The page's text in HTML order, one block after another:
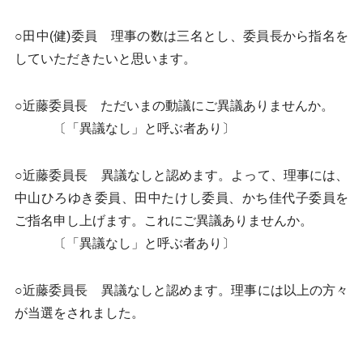
○田中(健)委員 理事の数は三名とし、委員長から指名を
していただきたいと思います。
○近藤委員長 ただいまの動議にご異議ありませんか。
〔「異議なし」と呼ぶ者あり〕
○近藤委員長 異議なしと認めます。よって、理事には、
中山ひろゆき委員、田中たけし委員、かち佳代子委員を
ご指名申し上げます。これにご異議ありませんか。
〔「異議なし」と呼ぶ者あり〕
○近藤委員長 異議なしと認めます。理事には以上の方々
が当選をされました。